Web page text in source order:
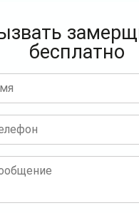
бесплатно